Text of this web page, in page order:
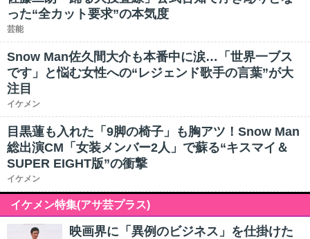
った“全カット要求”の本気度
芸能
Snow Man佐久間大介も本番中に涙…「世界一ブス
です」と悩む女性への“レジェンド歌手の言葉”が大
注目
イケメン
目黒蓮も入れた「9脚の椅子」も胸アツ！Snow Man
総出演CM「女装メンバー2人」で蘇る“キスマイ＆
SUPER EIGHT版”の衝撃
イケメン
イケメン特集(アサ芸プラス)
映画界に「異例のビジネス」を仕掛けた